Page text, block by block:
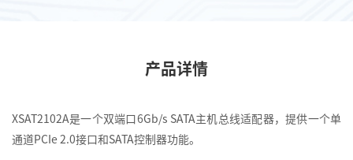
产品详情
XSAT2102A是一个双端口6Gb/s SATA主机总线适配器，提供一个单
通道PCIe 2.0接口和SATA控制器功能。